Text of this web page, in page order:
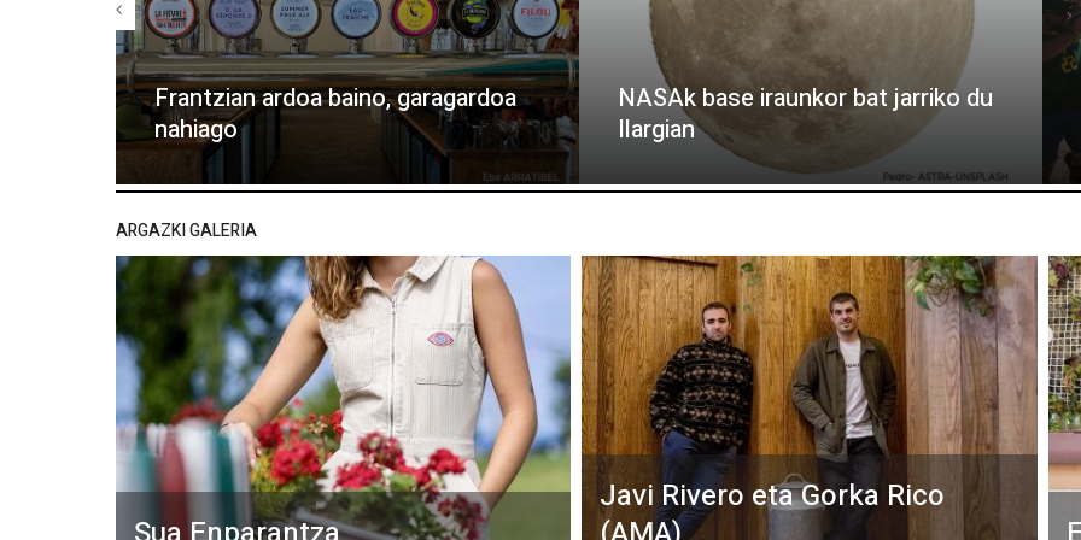
Frantzian ardoa baino, garagardoa
nahiago
NASAk base iraunkor bat jarriko du
Ilargian
ARGAZKI GALERIA
Javi Rivero eta Gorka Rico